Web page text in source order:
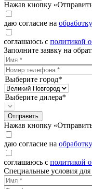
Нажав кнопку
даю согласие на
соглашаюсь с политикой
Заполните заявку на
Выберите город*
Выберите дилера*
Отправить
Нажав кнопку
даю согласие на
соглашаюсь с политикой
Специальные условия для